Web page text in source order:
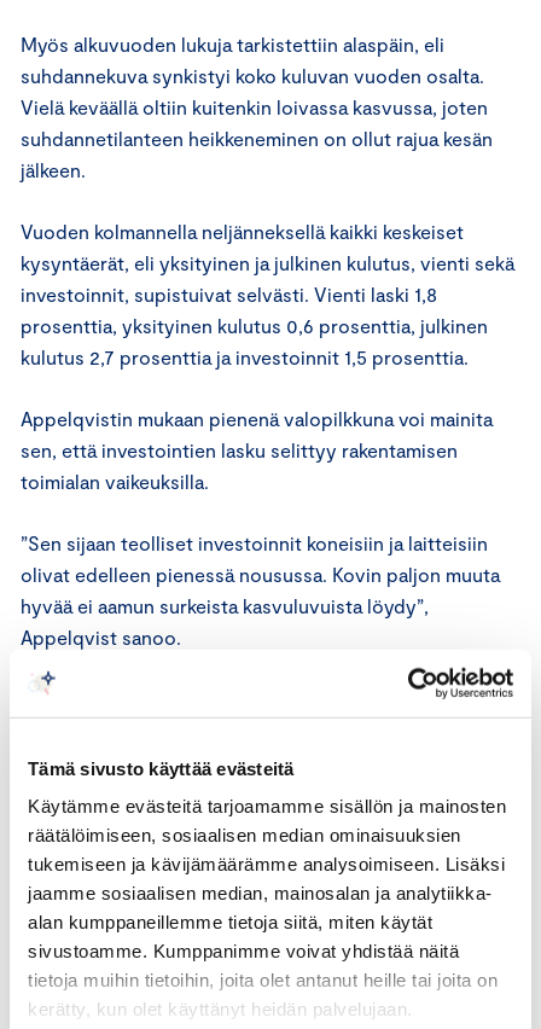
Tämä sivusto käyttää evästeitä
Käytämme evästeitä tarjoamamme sisällön ja mainosten
räätälöimiseen, sosiaalisen median ominaisuuksien
tukemiseen ja kävijämäärämme analysoimiseen. Lisäksi
jaamme sosiaalisen median, mainosalan ja analytiikka-
alan kumppaneillemme tietoja siitä, miten käytät
sivustoamme. Kumppanimme voivat yhdistää näitä
tietoja muihin tietoihin, joita olet antanut heille tai joita on
kerätty, kun olet käyttänyt heidän palvelujaan.
Myös alkuvuoden lukuja tarkistettiin alaspäin, eli
suhdannekuva synkistyi koko kuluvan vuoden osalta.
Vielä keväällä oltiin kuitenkin loivassa kasvussa, joten
suhdannetilanteen heikkeneminen on ollut rajua kesän
jälkeen.
Vuoden kolmannella neljänneksellä kaikki keskeiset
kysyntäerät, eli yksityinen ja julkinen kulutus, vienti sekä
investoinnit, supistuivat selvästi. Vienti laski 1,8
prosenttia, yksityinen kulutus 0,6 prosenttia, julkinen
kulutus 2,7 prosenttia ja investoinnit 1,5 prosenttia.
Appelqvistin mukaan pienenä valopilkkuna voi mainita
sen, että investointien lasku selittyy rakentamisen
toimialan vaikeuksilla.
”Sen sijaan teolliset investoinnit koneisiin ja laitteisiin
olivat edelleen pienessä nousussa. Kovin paljon muuta
hyvää ei aamun surkeista kasvuluvuista löydy”,
Appelqvist sanoo.
Appelqvistin mukaan suhdanteen heikkeneminen on
bruttokansantuotteen lasku tulee jatkumaan talvella. Silti
varoisin myös liiallista pessimismiä, joka voi muodostua
itseään toteuttavaksi ennusteeksi. Vaikka nyt on vaikeaa,
ei ole mitenkään selvää, että koko ensi vuosi tulee
olemaan taloudessa huono. Jos on edes vähän tuuria
matkassa, niin jossain vaiheessa ensi vuonna
vientikysyntä, kotimainen kulutuskysyntä ja